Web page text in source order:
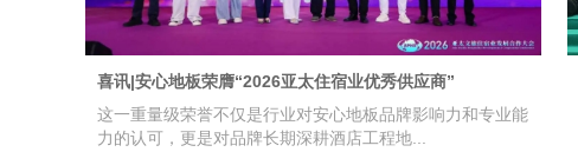
喜讯|安心地板荣膺“2026亚太住宿业优秀供应商”
这一重量级荣誉不仅是行业对安心地板品牌影响力和专业能
力的认可，更是对品牌长期深耕酒店工程地...